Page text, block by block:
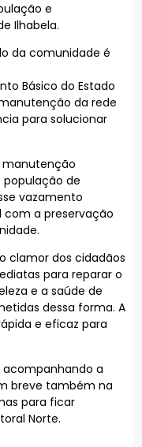
e
Ilhabela.
da comunidade é
Básico do Estado
da rede
para solucionar
manutenção
de
vazamento
a preservação
clamor dos cidadãos
para reparar o
e a saúde de
dessa forma. A
e eficaz para
a
breve também na
para ficar
Norte.